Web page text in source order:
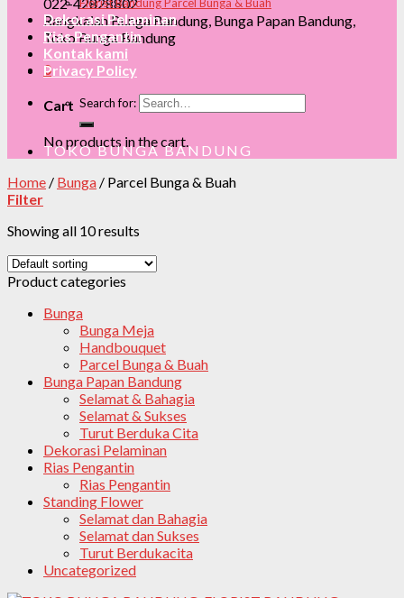
Rangkaian Bunga Bandung, Bunga Papan Bandung,
Toko Bunga Bandung
0
Cart
No products in the cart.
Dekorasi Pelaminan
Rias Pengantin
Kontak kami
Privacy Policy
Search for:
TOKO BUNGA BANDUNG
Home / Bunga / Parcel Bunga & Buah
Filter
Showing all 10 results
Product categories
Bunga
Bunga Meja
Handbouquet
Parcel Bunga & Buah
Bunga Papan Bandung
Selamat & Bahagia
Selamat & Sukses
Turut Berduka Cita
Dekorasi Pelaminan
Rias Pengantin
Rias Pengantin
Standing Flower
Selamat dan Bahagia
Selamat dan Sukses
Turut Berdukacita
Uncategorized